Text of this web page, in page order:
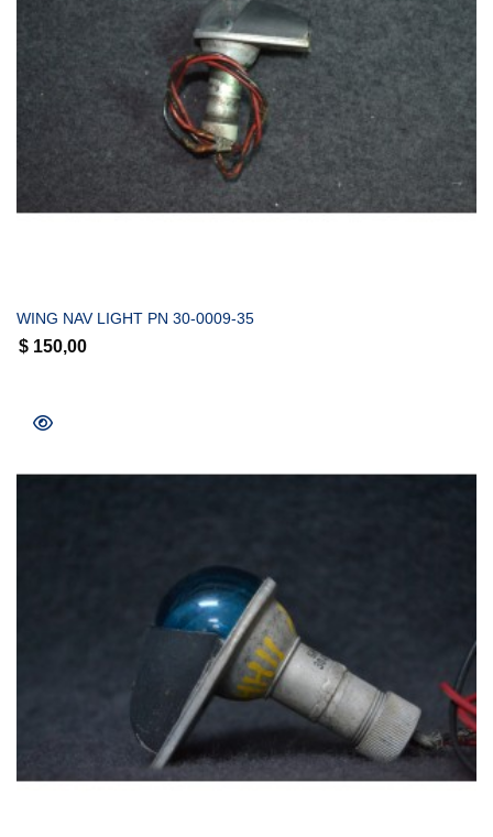
WING NAV LIGHT PN 30-0009-35
$ 150,00